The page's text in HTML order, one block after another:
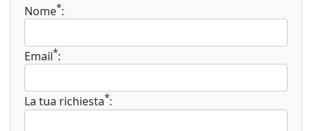
Nome*:
Email*:
La tua richiesta*: